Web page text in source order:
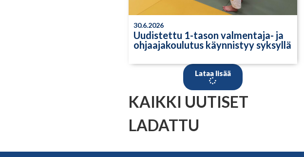
30.6.2026
Uudistettu 1-tason valmentaja- ja
ohjaajakoulutus käynnistyy syksyllä
Lataa lisää
KAIKKI UUTISET
LADATTU